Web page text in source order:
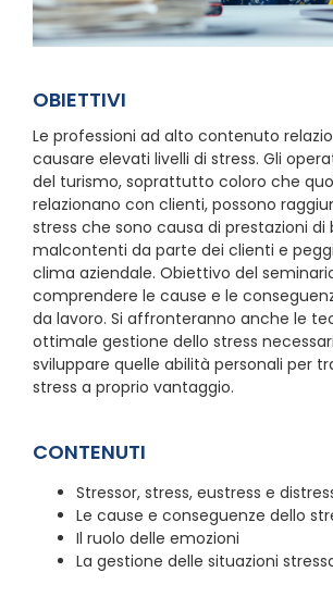
OBIETTIVI
Le professioni ad alto contenuto
causare elevati livelli di stress. Gli
del turismo, soprattutto coloro che
relazionano con clienti, possono
stress che sono causa di prestazioni di
malcontenti da parte dei clienti e
clima aziendale. Obiettivo del
comprendere le cause e le
da lavoro. Si affronteranno anche le
ottimale gestione dello stress
sviluppare quelle abilità personali per
stress a proprio vantaggio.
CONTENUTI
Stressor, stress, eustress e
Le cause e conseguenze dello
Il ruolo delle emozioni
La gestione delle situazioni